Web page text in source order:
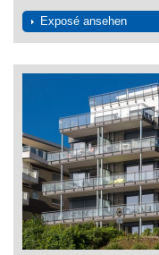
Exposé ansehen